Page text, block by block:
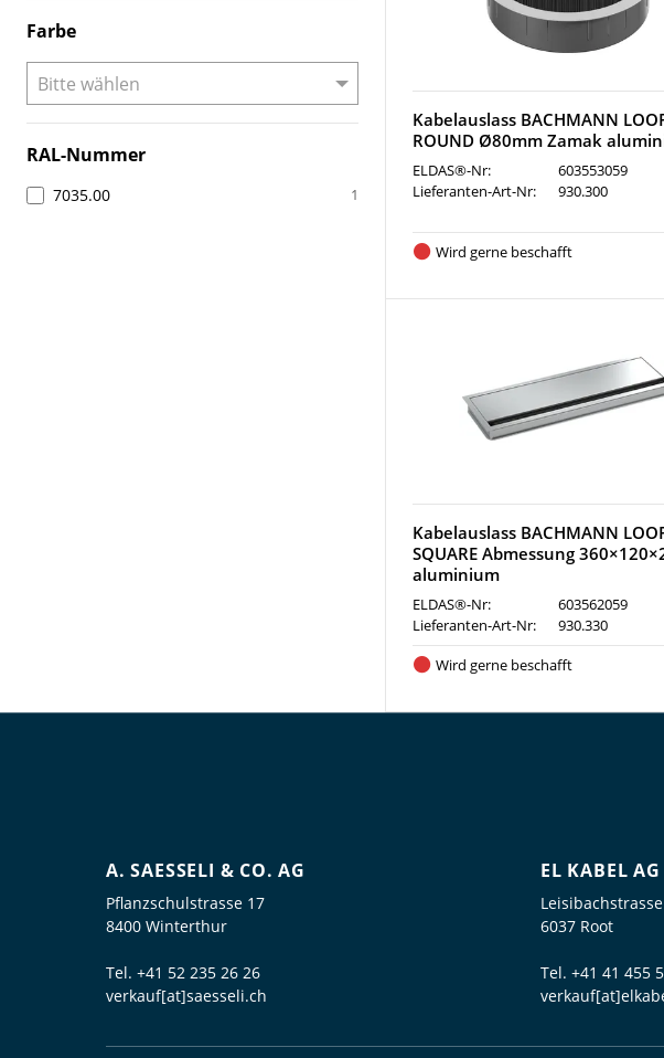
Farbe
RAL-Nummer
7035.00 1
Kabelauslass BACHMANN
ROUND Ø80mm Zamak
ELDAS®-Nr:
603553059
Lieferanten-Art-Nr:
930.300
Wird gerne beschafft
Kabelauslass BACHMANN
SQUARE Abmessung
aluminium
ELDAS®-Nr:
603562059
Lieferanten-Art-Nr:
930.330
Wird gerne beschafft
A. SAESSELI & CO. AG
Pflanzschulstrasse 17
8400 Winterthur
Tel. +41 52 235 26 26
verkauf[at]saesseli.ch
EL KABEL AG
6037 Root
Tel. +41 41 455